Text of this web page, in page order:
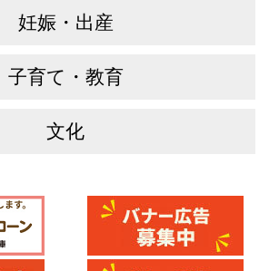
妊娠・出産
子育て・教育
文化